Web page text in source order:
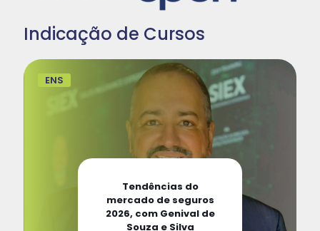
Indicação de Cursos
ENS
Tendências do
mercado de seguros
2026, com Genival de
Souza e Silva